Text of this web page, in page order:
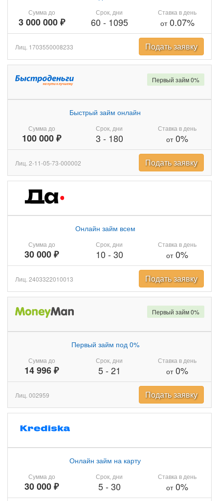
Сумма до
3 000 000 ₽
Срок, дни
60 - 1095
Ставка в день
от0.07%
Лиц. 1703550008233 Подать заявку
Сумма до
100 000 ₽
Быстрый займ онлайн
Срок, дни
3 - 180
Ставка в день
от0%
Первый займ 0%
Лиц. 2-11-05-73-000002 Подать заявку
Сумма до
30 000 ₽
Онлайн займ всем
Срок, дни
10 - 30
Ставка в день
от0%
Лиц. 2403322010013 Подать заявку
Сумма до
14 996 ₽
Первый займ под 0%
Срок, дни
5- 21
Ставка в день
от0%
Первый займ 0%
Лиц. 002959 Подать заявку
Сумма до
30 000 ₽
Онлайн займ на карту
Срок, дни
5- 30
Ставка в день
от0%